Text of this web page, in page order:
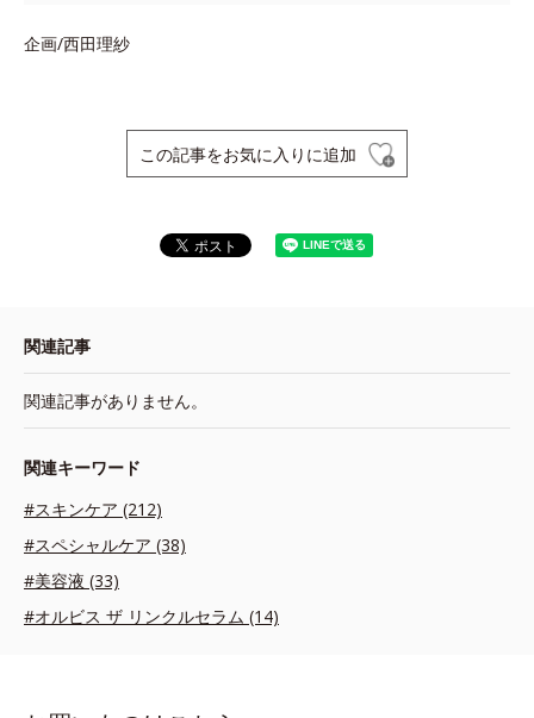
企画/西田理紗
この記事をお気に入りに追加
関連記事
関連記事がありません。
関連キーワード
#スキンケア (212)
#スペシャルケア (38)
#美容液 (33)
#オルビス ザ リンクルセラム (14)